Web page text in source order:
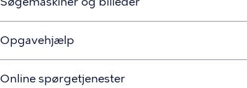
Opgavehjælp
Online spørgetjenester